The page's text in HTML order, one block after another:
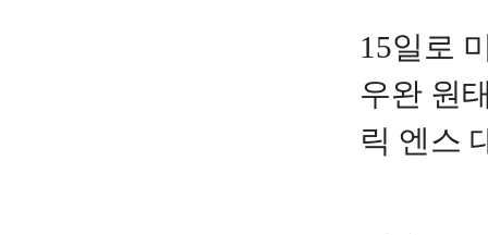
15일로
우완 원
릭 엔스